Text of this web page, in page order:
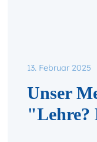
13. Februar 2025
Unser
"Lehre?